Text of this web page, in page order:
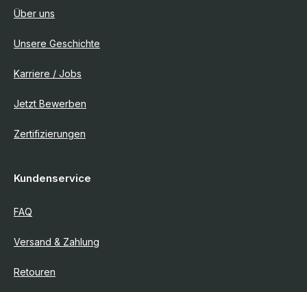
Über uns
Unsere Geschichte
Karriere / Jobs
Jetzt Bewerben
Zertifizierungen
Kundenservice
FAQ
Versand & Zahlung
Retouren